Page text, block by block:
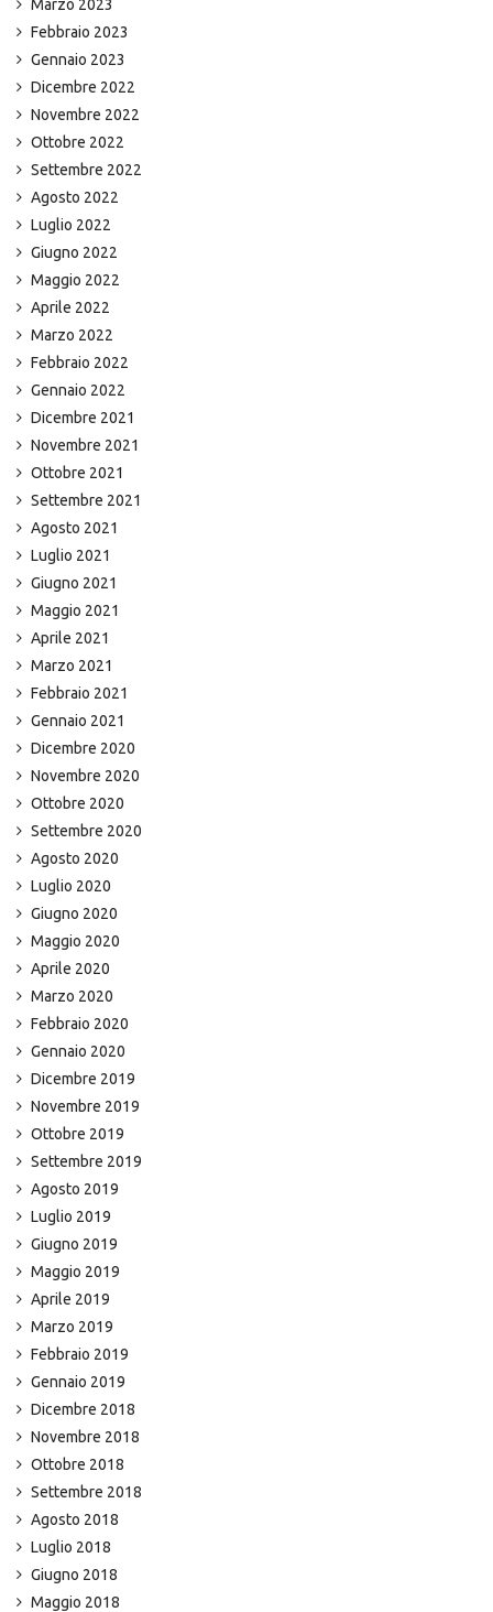
Marzo 2023
Febbraio 2023
Gennaio 2023
Dicembre 2022
Novembre 2022
Ottobre 2022
Settembre 2022
Agosto 2022
Luglio 2022
Giugno 2022
Maggio 2022
Aprile 2022
Marzo 2022
Febbraio 2022
Gennaio 2022
Dicembre 2021
Novembre 2021
Ottobre 2021
Settembre 2021
Agosto 2021
Luglio 2021
Giugno 2021
Maggio 2021
Aprile 2021
Marzo 2021
Febbraio 2021
Gennaio 2021
Dicembre 2020
Novembre 2020
Ottobre 2020
Settembre 2020
Agosto 2020
Luglio 2020
Giugno 2020
Maggio 2020
Aprile 2020
Marzo 2020
Febbraio 2020
Gennaio 2020
Dicembre 2019
Novembre 2019
Ottobre 2019
Settembre 2019
Agosto 2019
Luglio 2019
Giugno 2019
Maggio 2019
Aprile 2019
Marzo 2019
Febbraio 2019
Gennaio 2019
Dicembre 2018
Novembre 2018
Ottobre 2018
Settembre 2018
Agosto 2018
Luglio 2018
Giugno 2018
Maggio 2018